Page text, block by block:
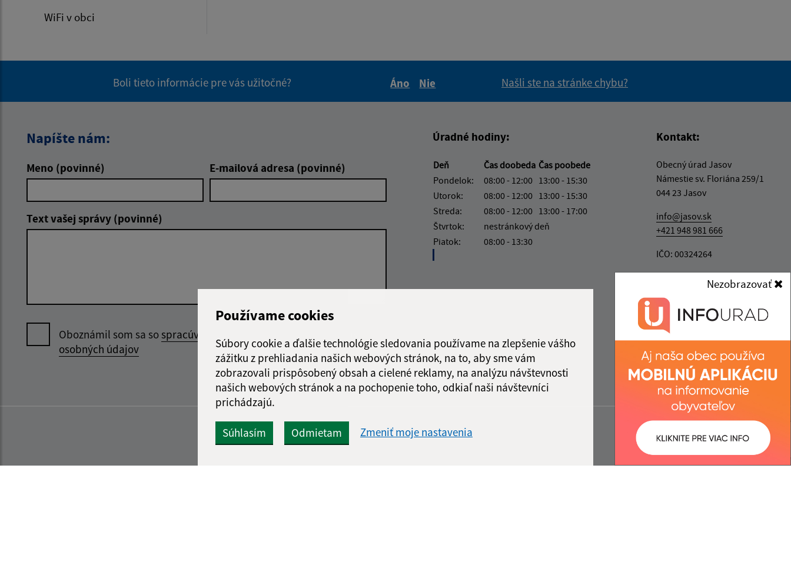
Používame cookies
Súbory cookie a ďalšie technológie sledovania používame na zlepšenie vášho
zážitku z prehliadania našich webových stránok, na to, aby sme vám
zobrazovali prispôsobený obsah a cielené reklamy, na analýzu návštevnosti
našich webových stránok a na pochopenie toho, odkiaľ naši návštevníci
prichádzajú.
Súhlasím Odmietam Zmeniť moje nastavenia
Nezobrazovať
WiFi v obci
Boli tieto informácie pre vás užitočné?
Áno
Nie
Našli ste na stránke chybu?
Napíšte nám:
Meno (povinné) E-mailová adresa (povinné)
Text vašej správy (povinné)
Oboznámil som sa sospracúvaním
osobných údajov
Úradné hodiny:
Deň Čas doobeda Čas poobede
Pondelok:
08:00 - 12:00 13:00 - 15:30
Utorok:
08:00 - 12:00 13:00 - 15:30
Streda:
08:00 - 12:00 13:00 - 17:00
Štvrtok:
nestránkový deň
Piatok:
08:00 - 13:30
Kontakt:
Obecný úrad Jasov
Námestie sv. Floriána 259/1
044 23 Jasov
info@jasov.sk
+421 948 981 666
IČO: 00324264